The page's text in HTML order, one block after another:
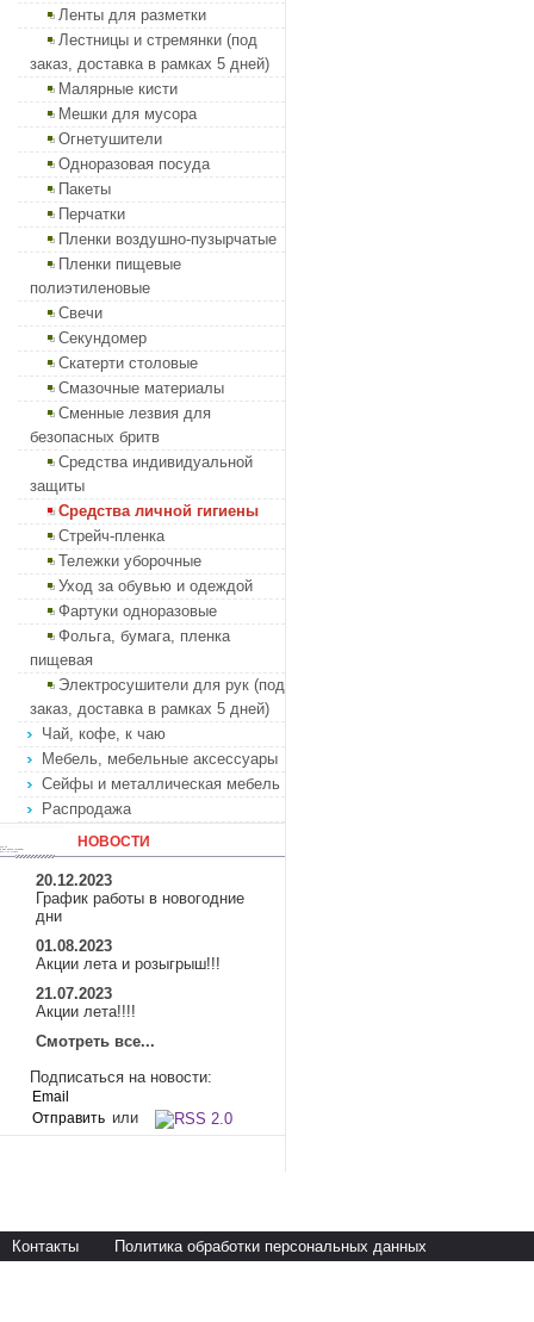
Ленты для разметки
Лестницы и стремянки (под
заказ, доставка в рамках 5 дней)
Малярные кисти
Мешки для мусора
Огнетушители
Одноразовая посуда
Пакеты
Перчатки
Пленки воздушно-пузырчатые
Пленки пищевые
полиэтиленовые
Свечи
Секундомер
Скатерти столовые
Смазочные материалы
Сменные лезвия для
безопасных бритв
Средства индивидуальной
защиты
Средства личной гигиены
Стрейч-пленка
Тележки уборочные
Уход за обувью и одеждой
Фартуки одноразовые
Фольга, бумага, пленка
пищевая
Электросушители для рук (под
заказ, доставка в рамках 5 дней)
Чай, кофе, к чаю
Мебель, мебельные аксессуары
Сейфы и металлическая мебель
Распродажа
НОВОСТИ
20.12.2023
График работы в новогодние
дни
01.08.2023
Акции лета и розыгрыш!!!
21.07.2023
Акции лета!!!!
Смотреть все...
Подписаться на новости:
или
Контакты Политика обработки персональных данных